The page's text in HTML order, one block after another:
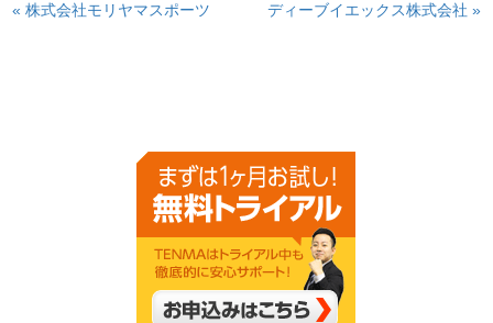
« 株式会社モリヤマスポーツ ディーブイエックス株式会社 »